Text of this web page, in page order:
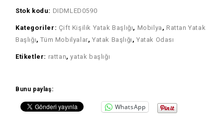
Stok kodu: DIDMLED0590
Kategoriler: Çift Kişilik Yatak Başlığı, Mobilya , Rattan Yatak
Başlığı,Tüm Mobilyalar,Yatak Başlığı ,Yatak Odası
Etiketler: rattan,yatak başlığı
Bunu paylaş:
WhatsApp